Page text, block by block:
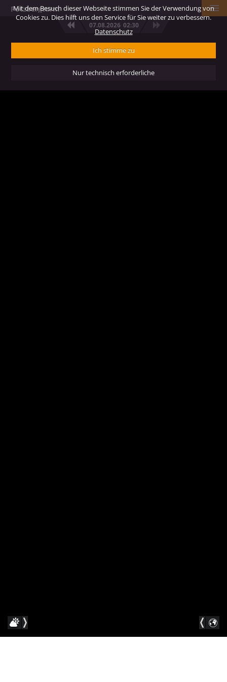
Mit dem Besuch dieser Webseite stimmen Sie der Verwendung von
Cookies zu. Dies hilft uns den Service für Sie weiter zu verbessern.
Datenschutz
Ich stimme zu
Nur technisch erforderliche
Potzbergturm
07.08.2026 02:30